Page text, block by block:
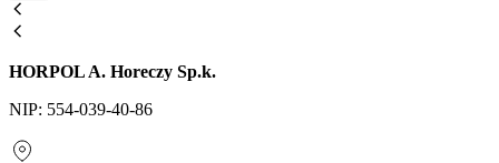
HORPOL A. Horeczy Sp.k.
NIP: 554-039-40-86